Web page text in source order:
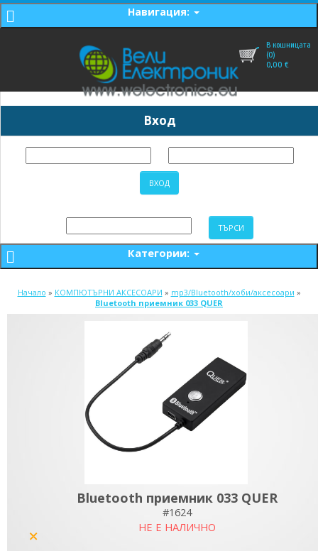
Навигация:
В кошницата
(0)
0,00 €
Вход
Категории:
Начало » КОМПЮТЪРНИ АКСЕСОАРИ » mp3/Bluetooth/хоби/аксесоари »
Bluetooth приемник 033 QUER
Bluetooth приемник 033 QUER
#1624
НЕ Е НАЛИЧНО